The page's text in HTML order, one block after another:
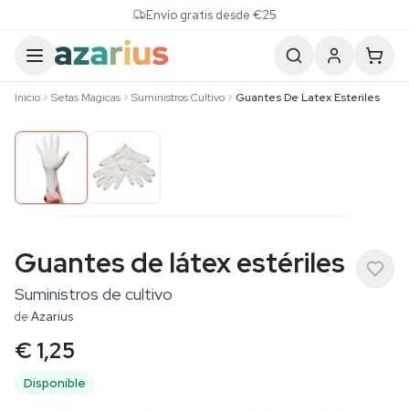
Envío gratis desde €25
Inicio Setas Magicas Suministros Cultivo Guantes De Latex Esteriles
Guantes de látex estériles
Suministros de cultivo
de Azarius
€ 1,25
Disponible